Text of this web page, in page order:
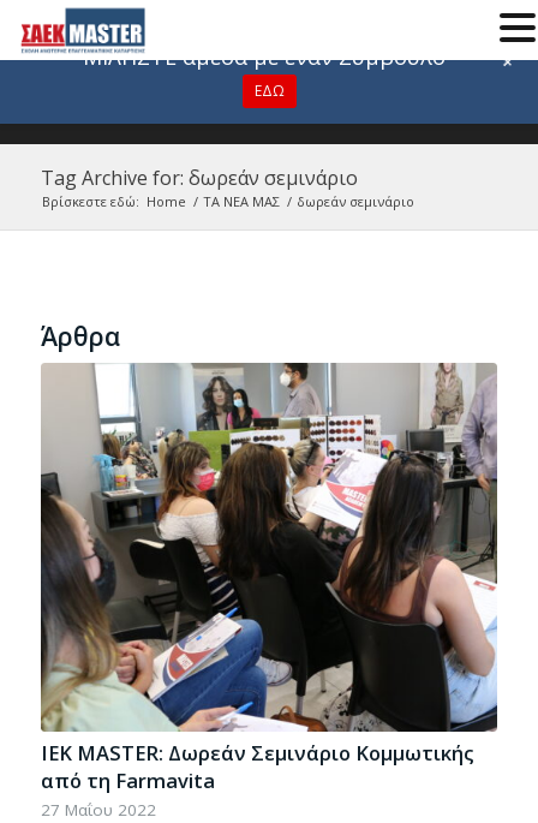
Tag Archive for: δωρεάν σεμινάριο
Βρίσκεστε εδώ: Home / ΤΑ ΝΕΑ ΜΑΣ / δωρεάν σεμινάριο
Άρθρα
IEK MASTER: Δωρεάν Σεμινάριο Κομμωτικής
από τη Farmavita
27 Μαΐου 2022
Για οποιαδήποτε πληροφορία
ΜΙΛΗΣΤΕ άμεσα με έναν Σύμβουλο
ΕΔΩ
+